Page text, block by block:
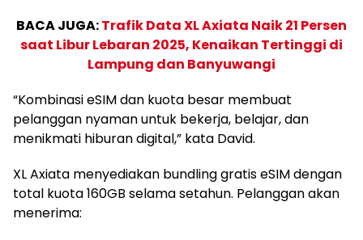
BACA JUGA:Trafik Data XL Axiata Naik 21 Persen
saat Libur Lebaran 2025, Kenaikan Tertinggi di
Lampung dan Banyuwangi
“Kombinasi eSIM dan kuota besar membuat
pelanggan nyaman untuk bekerja, belajar, dan
menikmati hiburan digital,” kata David.
XL Axiata menyediakan bundling gratis eSIM dengan
total kuota 160GB selama setahun. Pelanggan akan
menerima: